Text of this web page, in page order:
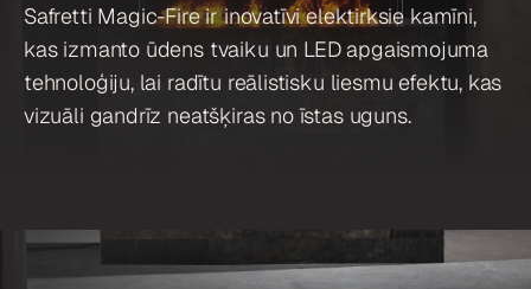
Safretti Magic-Fire ir inovatīvi elektirksie kamīni,
kas izmanto ūdens tvaiku un LED apgaismojuma
tehnoloģiju, lai radītu reālistisku liesmu efektu, kas
vizuāli gandrīz neatšķiras no īstas uguns.